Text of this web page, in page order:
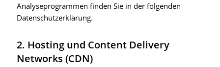
Analyseprogrammen finden Sie in der folgenden
Datenschutzerklärung.
2. Hosting und Content Delivery
Networks (CDN)